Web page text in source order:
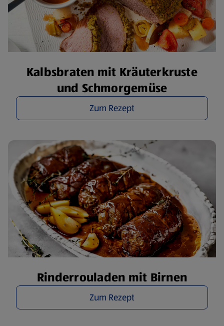
Kalbsbraten mit Kräuterkruste
und Schmorgemüse
Zum Rezept
Rinderrouladen mit Birnen
Zum Rezept